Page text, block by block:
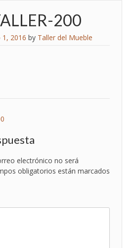
200
2016 by Taller del Mueble
electrónico no será
obligatorios están marcados